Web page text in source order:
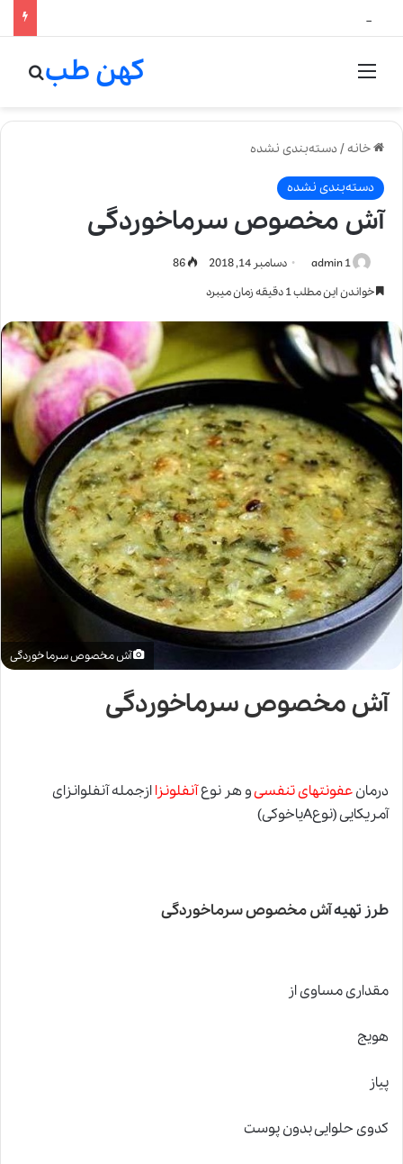
منو کهن طب
خانه/دسته‌بندی نشده
دسته‌بندی نشده
آش مخصوص سرماخوردگی
admin 1 دسامبر 14, 2018
خواندن این مطلب 1 دقیقه زمان میبرد
آش مخصوص سرما خوردگی
آش مخصوص سرماخوردگی
درمانعفونتهای تنفسیو هر نوعآنفلونزاازجمله آنفلوانزای
آمریکایی (نوعAیاخوکی)
طرز تهیهآش مخصوص سرماخوردگی
مقداری مساوی از
هویج
پیاز
کدوی حلوایی بدون پوست